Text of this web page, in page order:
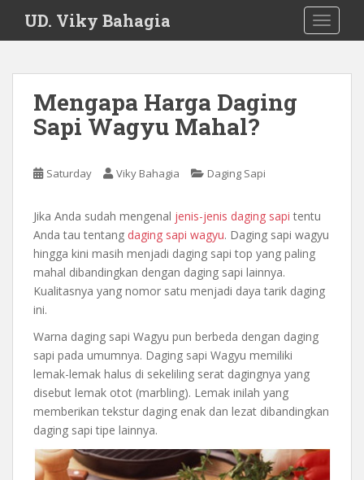
i
UD. Viky Bahagia
Mengapa Harga Daging
Sapi Wagyu Mahal?
Saturday Viky Bahagia Daging Sapi
Jika Anda sudah mengenal jenis-jenis daging sapi tentu
Anda tau tentang daging sapi wagyu. Daging sapi wagyu
hingga kini masih menjadi daging sapi top yang paling
mahal dibandingkan dengan daging sapi lainnya.
Kualitasnya yang nomor satu menjadi daya tarik daging
ini.
Warna daging sapi Wagyu pun berbeda dengan daging
sapi pada umumnya. Daging sapi Wagyu memiliki
lemak-lemak halus di sekeliling serat dagingnya yang
disebut lemak otot (marbling). Lemak inilah yang
memberikan tekstur daging enak dan lezat dibandingkan
daging sapi tipe lainnya.